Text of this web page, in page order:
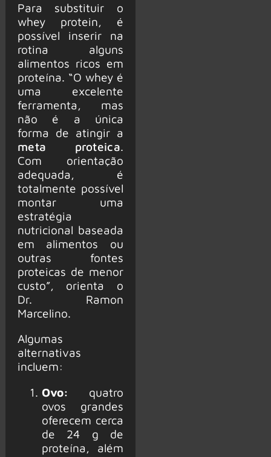
Para substituir o
whey protein, é
possível inserir na
rotina alguns
alimentos ricos em
proteína. “O whey é
uma excelente
ferramenta, mas
não é a única
forma de atingir a
meta proteica.
Com orientação
adequada, é
totalmente possível
montar uma
estratégia
nutricional baseada
em alimentos ou
outras fontes
proteicas de menor
custo”, orienta o
Dr. Ramon
Marcelino.
Algumas
alternativas
incluem:
Ovo: quatro
ovos grandes
oferecem cerca
de 24 g de
proteína, além